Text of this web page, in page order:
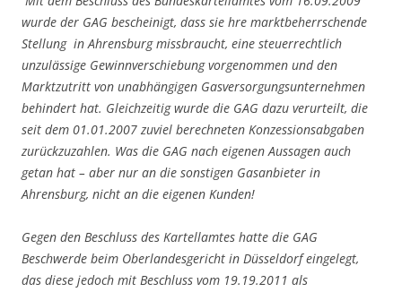
wurde der GAG bescheinigt, dass sie hre marktbeherrschende
Stellung in Ahrensburg missbraucht, eine steuerrechtlich
unzulässige Gewinnverschiebung vorgenommen und den
Marktzutritt von unabhängigen Gasversorgungsunternehmen
behindert hat. Gleichzeitig wurde die GAG dazu verurteilt, die
seit dem 01.01.2007 zuviel berechneten Konzessionsabgaben
zurückzuzahlen. Was die GAG nach eigenen Aussagen auch
getan hat – aber nur an die sonstigen Gasanbieter in
Ahrensburg, nicht an die eigenen Kunden!
Gegen den Beschluss des Kartellamtes hatte die GAG
Beschwerde beim Oberlandesgericht in Düsseldorf eingelegt,
das diese jedoch mit Beschluss vom 19.19.2011 als